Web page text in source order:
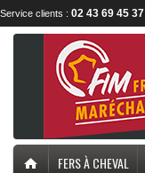
Service clients : 02 43 69 45 37
FERS À CHEVAL